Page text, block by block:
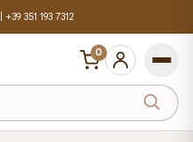
+39 351 193 7312
0